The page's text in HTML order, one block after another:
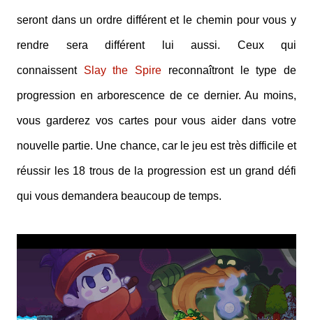
seront dans un ordre différent et le chemin pour vous y
rendre sera différent lui aussi. Ceux qui
connaissent Slay the Spire reconnaîtront le type de
progression en arborescence de ce dernier. Au moins,
vous garderez vos cartes pour vous aider dans votre
nouvelle partie. Une chance, car le jeu est très difficile et
réussir les 18 trous de la progression est un grand défi
qui vous demandera beaucoup de temps.